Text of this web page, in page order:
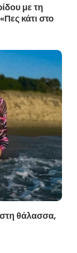
με τη
κάτι στο
θάλασσα,